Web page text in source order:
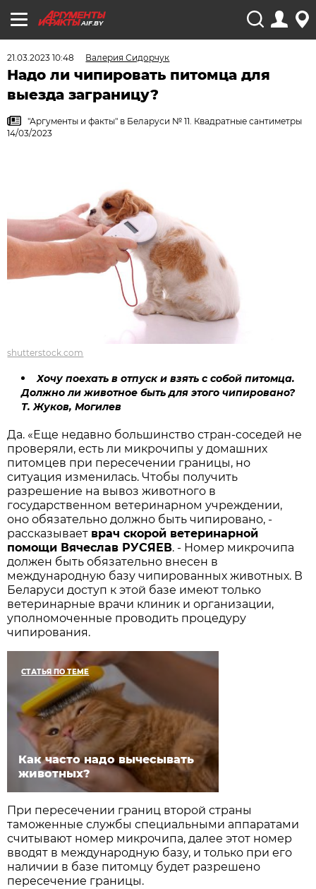
AIF.BY
21.03.2023 10:48 Валерия Сидорчук
Надо ли чипировать питомца для
выезда заграницу?
"Аргументы и факты" в Беларуси № 11. Квадратные сантиметры
14/03/2023
shutterstock.com
Хочу поехать в отпуск и взять с собой питомца.
Должно ли животное быть для этого чипировано?
Т. Жуков, Могилев
Да. «Еще недавно большинство стран-соседей не
проверяли, есть ли микрочипы у домашних
питомцев при пересечении границы, но
ситуация изменилась. Чтобы получить
разрешение на вывоз животного в
государственном ветеринарном учреждении,
оно обязательно должно быть чипировано, -
рассказывает врач скорой ветеринарной
помощи Вячеслав РУСЯЕВ. - Номер микрочипа
должен быть обязательно внесен в
международную базу чипированных животных. В
Беларуси доступ к этой базе имеют только
ветеринарные врачи клиник и организации,
уполномоченные проводить процедуру
чипирования.
СТАТЬЯ ПО ТЕМЕ
Как часто надо вычесывать
животных?
При пересечении границ второй страны
таможенные службы специальными аппаратами
считывают номер микрочипа, далее этот номер
вводят в международную базу, и только при его
наличии в базе питомцу будет разрешено
пересечение границы.